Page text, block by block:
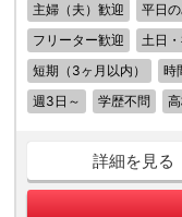
主婦（夫）歓迎
平日
フリーター歓迎
土日
短期（3ヶ月以内）
時
週3日～
学歴不問
詳細を見る